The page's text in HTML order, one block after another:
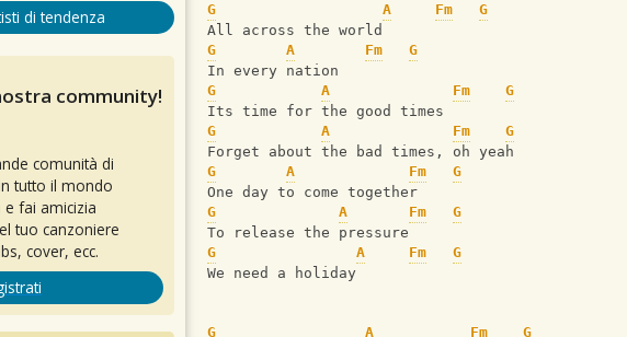
G
A Fm
G
All across the world
G
A Fm
G
In every nation
G
A Fm
G
Its time for the good times
G
A Fm
G
Forget about the bad times, oh yeah
G
A Fm
G
One day to come together
G
A Fm
G
To release the pressure
G
A Fm
G
We need a holiday
G A Fm
G
di tendenza
community!
comunità di
tutto il mondo
fai amicizia
tuo canzoniere
cover, ecc.